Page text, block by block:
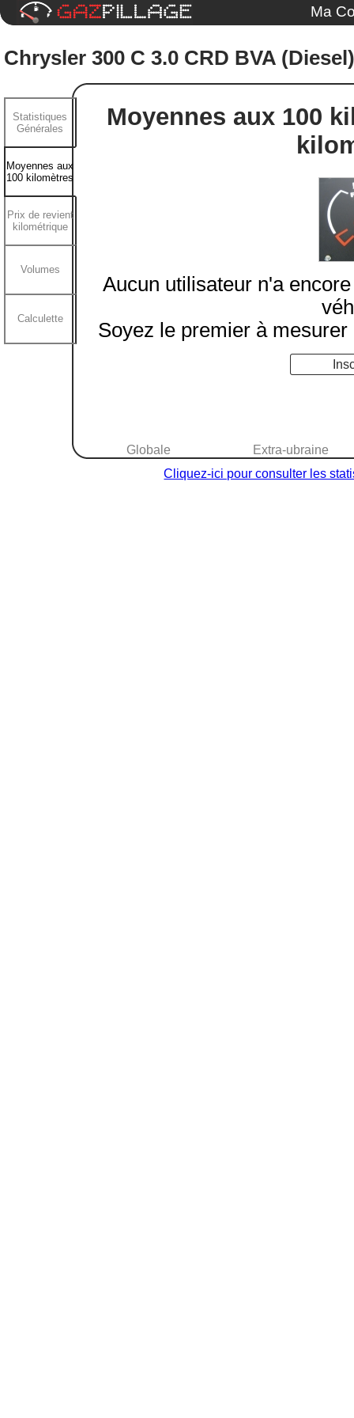
Ma
Chrysler 300 C 3.0 CRD BVA (Diesel)
Moyennes aux 100
Aucun utilisateur n'a
Soyez le premier à
Extra-ubraine
Globale
Statistiques
Générales
Moyennes aux
100 kilomètres
Prix de revient
kilométrique
Volumes
Calculette
Cliquez-ici pour consulter les